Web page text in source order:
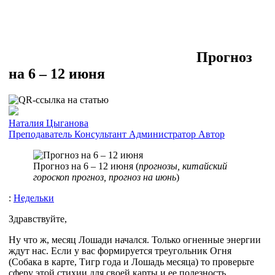
Прогноз
на 6 – 12 июня
Наталия Цыганова
Преподаватель Консультант Администратор Автор
Прогноз на 6 – 12 июня (прогнозы, китайский
гороскоп прогноз, прогноз на июнь)
: Недельки
Здравствуйте,
Ну что ж, месяц Лошади начался. Только огненные энергии
ждут нас. Если у вас формируется треугольник Огня
(Собака в карте, Тигр года и Лошадь месяца) то проверьте
сферу этой стихии для своей карты и ее полезность.